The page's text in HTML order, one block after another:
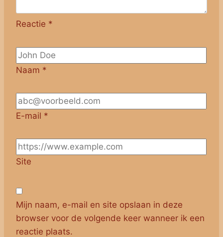
Reactie *
Naam *
E-mail *
Site
Mijn naam, e-mail en site opslaan in deze
browser voor de volgende keer wanneer ik een
reactie plaats.